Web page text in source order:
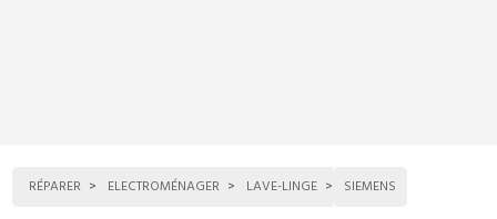
RÉPARER ELECTROMÉNAGER LAVE-LINGE SIEMENS